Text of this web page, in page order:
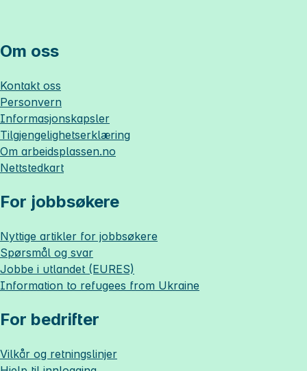
Om oss
Kontakt oss
Personvern
Informasjonskapsler
Tilgjengelighetserklæring
Om arbeidsplassen.no
Nettstedkart
For jobbsøkere
Nyttige artikler for jobbsøkere
Spørsmål og svar
Jobbe i utlandet (EURES)
Information to refugees from Ukraine
For bedrifter
Vilkår og retningslinjer